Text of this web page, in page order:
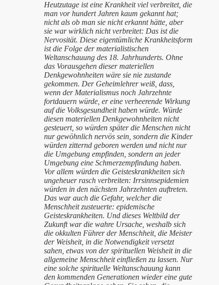
Heutzutage ist eine Krankheit viel verbreitet, die
man vor hundert Jahren kaum gekannt hat;
nicht als ob man sie nicht erkannt hätte, aber
sie war wirklich nicht verbreitet: Das ist die
Nervosität. Diese eigentümliche Krankheitsform
ist die Folge der materialistischen
Weltanschauung des 18. Jahrhunderts. Ohne
das Vorausgehen dieser materiellen
Denkgewohnheiten wäre sie nie zustande
gekommen. Der Geheimlehrer weiß, dass,
wenn der Materialismus noch Jahrzehnte
fortdauern würde, er eine verheerende Wirkung
auf die Volksgesundheit haben würde. Würde
diesen materiellen Denkgewohnheiten nicht
gesteuert, so würden später die Menschen nicht
nur gewöhnlich nervös sein, sondern die Kinder
würden zitternd geboren werden und nicht nur
die Umgebung empfinden, sondern an jeder
Umgebung eine Schmerzempfindung haben.
Vor allem würden die Geisteskrankheiten sich
ungeheuer rasch verbreiten: Irrsinnsepidemien
würden in den nächsten Jahrzehnten auftreten.
Das war auch die Gefahr, welcher die
Menschheit zusteuerte: epidemische
Geisteskrankheiten. Und dieses Weltbild der
Zukunft war die wahre Ursache, weshalb sich
die okkulten Führer der Menschheit, die Meister
der Weisheit, in die Notwendigkeit versetzt
sahen, etwas von der spirituellen Weisheit in die
allgemeine Menschheit einfließen zu lassen. Nur
eine solche spirituelle Weltanschauung kann
den kommenden Generationen wieder eine gute